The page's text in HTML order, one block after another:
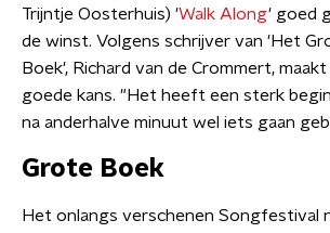
Trijntje Oosterhuis) 'Walk Along' goed
de winst. Volgens schrijver van 'Het
Boek', Richard van de Crommert,
goede kans. "Het heeft een sterk
na anderhalve minuut wel iets gaan
Grote Boek
Het onlangs verschenen Songfestival